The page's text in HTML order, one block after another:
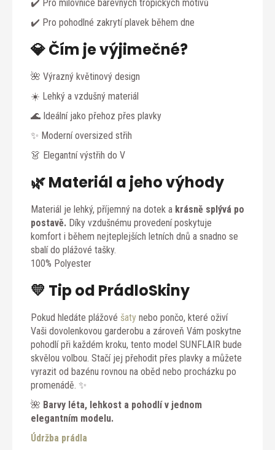
✔️ Pro milovnice barevných tropických motivů
✔️ Pro pohodlné zakrytí plavek během dne
💎 Čím je výjimečné?
🌺 Výrazný květinový design
☀️ Lehký a vzdušný materiál
🌊 Ideální jako přehoz přes plavky
✨ Moderní oversized střih
👗 Elegantní výstřih do V
🌿 Materiál a jeho výhody
Materiál je lehký, příjemný na dotek a krásně splývá po
postavě. Díky vzdušnému provedení poskytuje
komfort i během nejteplejších letních dnů a snadno se
sbalí do plážové tašky.
100% Polyester
💛 Tip od PrádloSkiny
Pokud hledáte plážové šaty nebo pončo, které oživí
Vaši dovolenkovou garderobu a zároveň Vám poskytne
pohodlí při každém kroku, tento model SUNFLAIR bude
skvělou volbou. Stačí jej přehodit přes plavky a můžete
vyrazit od bazénu rovnou na oběd nebo procházku po
promenádě. ✨
🌺 Barvy léta, lehkost a pohodlí v jednom
elegantním modelu.
Údržba prádla